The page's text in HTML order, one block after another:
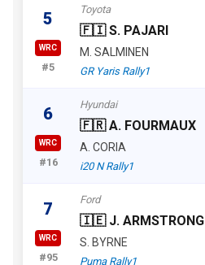
5
WRC
#5
Toyota
🇫🇮 S. PAJARI
M. SALMINEN
GR Yaris Rally1
6
WRC
#16
Hyundai
🇫🇷 A. FOURMAUX
A. CORIA
i20 N Rally1
7
WRC
#95
Ford
🇮🇪 J. ARMSTRONG
S. BYRNE
Puma Rally1